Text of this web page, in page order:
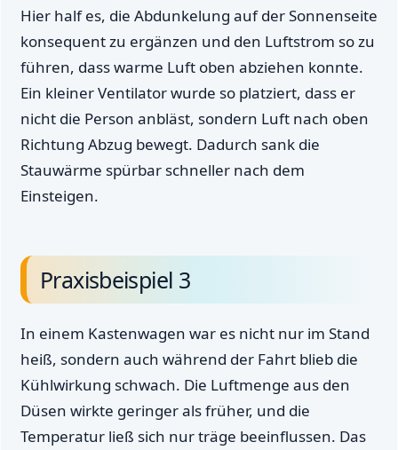
Hier half es, die Abdunkelung auf der Sonnenseite
konsequent zu ergänzen und den Luftstrom so zu
führen, dass warme Luft oben abziehen konnte.
Ein kleiner Ventilator wurde so platziert, dass er
nicht die Person anbläst, sondern Luft nach oben
Richtung Abzug bewegt. Dadurch sank die
Stauwärme spürbar schneller nach dem
Einsteigen.
Praxisbeispiel 3
In einem Kastenwagen war es nicht nur im Stand
heiß, sondern auch während der Fahrt blieb die
Kühlwirkung schwach. Die Luftmenge aus den
Düsen wirkte geringer als früher, und die
Temperatur ließ sich nur träge beeinflussen. Das